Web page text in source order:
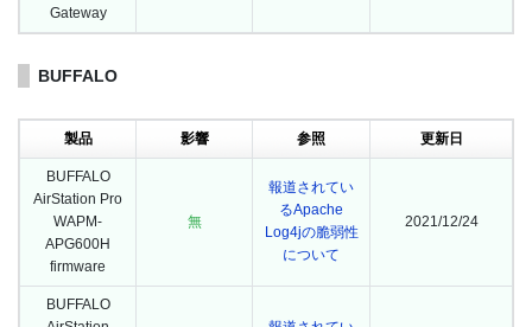
Gateway
BUFFALO
製品 影響 参照 更新日
BUFFALO
AirStation Pro
WAPM-
APG600H
firmware
無
報道されてい
るApache
Log4jの脆弱性
について
2021/12/24
BUFFALO